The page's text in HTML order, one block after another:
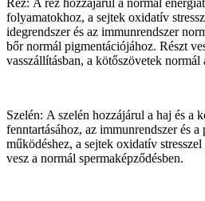
Réz: A réz hozzájárul a normál
folyamatokhoz, a sejtek oxidatív
idegrendszer és az immunrendszer
bőr normál pigmentációjához. Részt
vasszállításban, a kötőszövetek normál
Szelén: A szelén hozzájárul a haj és a
fenntartásához, az immunrendszer és
működéshez, a sejtek oxidatív
vesz a normál spermaképződésben.